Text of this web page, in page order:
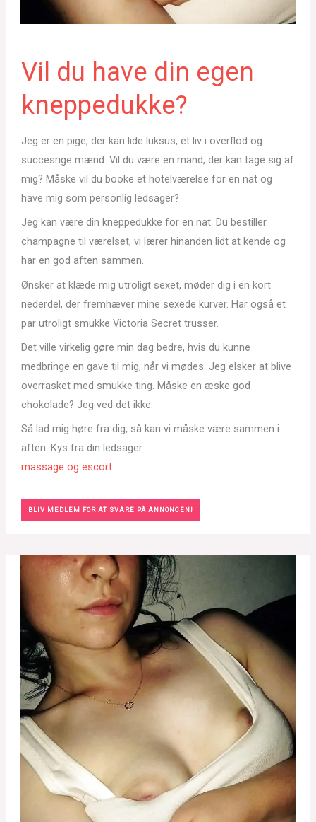
Vil du have din egen
kneppedukke?
Jeg er en pige, der kan lide luksus, et liv i overflod og
succesrige mænd. Vil du være en mand, der kan tage sig af
mig? Måske vil du booke et hotelværelse for en nat og
have mig som personlig ledsager?
Jeg kan være din kneppedukke for en nat. Du bestiller
champagne til værelset, vi lærer hinanden lidt at kende og
har en god aften sammen.
Ønsker at klæde mig utroligt sexet, møder dig i en kort
nederdel, der fremhæver mine sexede kurver. Har også et
par utroligt smukke Victoria Secret trusser.
Det ville virkelig gøre min dag bedre, hvis du kunne
medbringe en gave til mig, når vi mødes. Jeg elsker at blive
overrasket med smukke ting. Måske en æske god
chokolade? Jeg ved det ikke.
Så lad mig høre fra dig, så kan vi måske være sammen i
aften. Kys fra din ledsager
massage og escort
BLIV MEDLEM FOR AT SVARE PÅ ANNONCEN!